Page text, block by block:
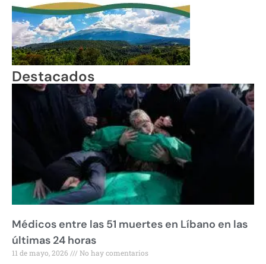
Destacados
Médicos entre las 51 muertes en Líbano en las
últimas 24 horas
11 de mayo, 2026 No hay comentarios